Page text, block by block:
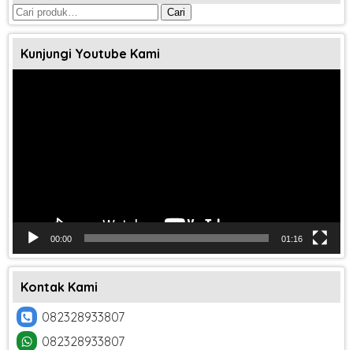
Pencarian
untuk:
Cari
Kunjungi Youtube Kami
00:00 01:16
Kontak Kami
082328933807
082328933807